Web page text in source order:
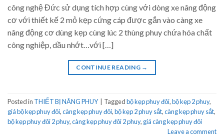
công nghệ Đức sử dụng tích hợp cùng với dòng xe nâng động
cơ với thiết kế 2 mỏ kẹp cứng cáp được gắn vào càng xe
nâng động cơ dùng kẹp cùng lúc 2 thùng phuy chứa hóa chất
công nghiệp, dầu nhớt…với […]
CONTINUE READING →
Posted in THIẾT BỊ NÂNG PHUY Taggedbộ kẹp phuy đôi,bộ kẹp 2 phuy,
giá bộ kẹp phuy đôi,càng kẹp phuy đôi,bộ kẹp 2 phuy sắt,càng kẹp phuy sắt,
bộ kẹp phuy đôi 2 phuy,càng kẹp phuy đôi 2 phuy, giá càng kẹp phuy đôi
Leave a comment